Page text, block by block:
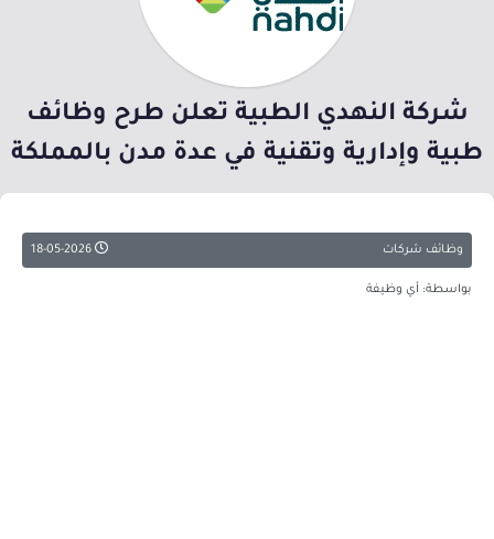
شركة النهدي الطبية تعلن طرح وظائف
طبية وإدارية وتقنية في عدة مدن بالمملكة
وظائف شركات
بواسطة: أي وظيفة